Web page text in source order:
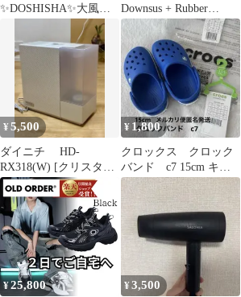
✨DOSHISHA✨️大風量
クリアパーソナルファ
ン✨️ホワイト
Downsus + Rubber
MK54S
¥5,500
ダイニチ HD-
RX318(W) [クリスタル
ホワイト] ハイブリッ
ド加湿器
¥ 1,800
クロックス クロック
バンド c7 15cm キッ
ズ サンダル ブルーボル
¥25,800 ¥3,500